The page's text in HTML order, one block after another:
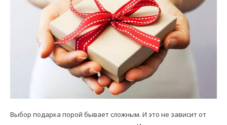
Выбор подарка порой бывает сложным. И это не зависит от